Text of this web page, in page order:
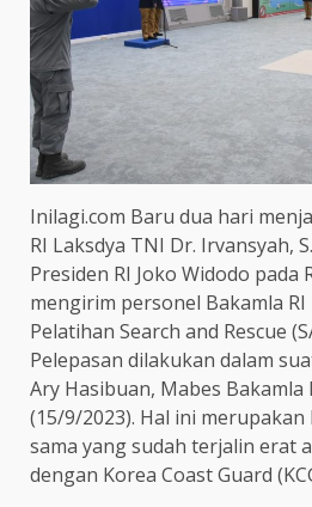
Inilagi.com Baru dua hari
RI Laksdya TNI Dr. Irvansyah,
Presiden RI Joko Widodo pada
mengirim personel Bakamla
Pelatihan Search and Rescue
Pelepasan dilakukan dalam
Ary Hasibuan, Mabes Bakamla
(15/9/2023). Hal ini
sama yang sudah terjalin erat
dengan Korea Coast Guard